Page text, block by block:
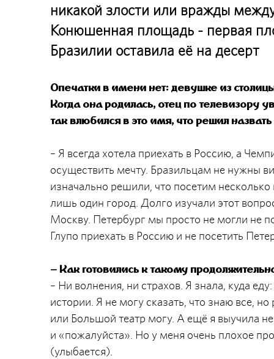
никакой злости или вражды
Конюшенная площадь - первая
Бразилии оставила её на десерт
Опечатки в имени нет: девушке из
Когда она родилась, отец по
так влюбился в это имя, что решил
– Я всегда хотела приехать в Россию, а
осуществить мечту. Бразильцам не нужны
изначально решили, что посетим
лишь один город. Долго изучали этот
Москву. Петербург мы просто не могли не
Глупо приехать в Россию и не посетить
– Как готовились к такому
– Ни волнения, ни страхов. Я знала, куда
истории. Я не могу сказать, что знаю все,
или Большой театр могу. А ещё я выучила
и «пожалуйста». Но у меня очень плохое
(улыбается).